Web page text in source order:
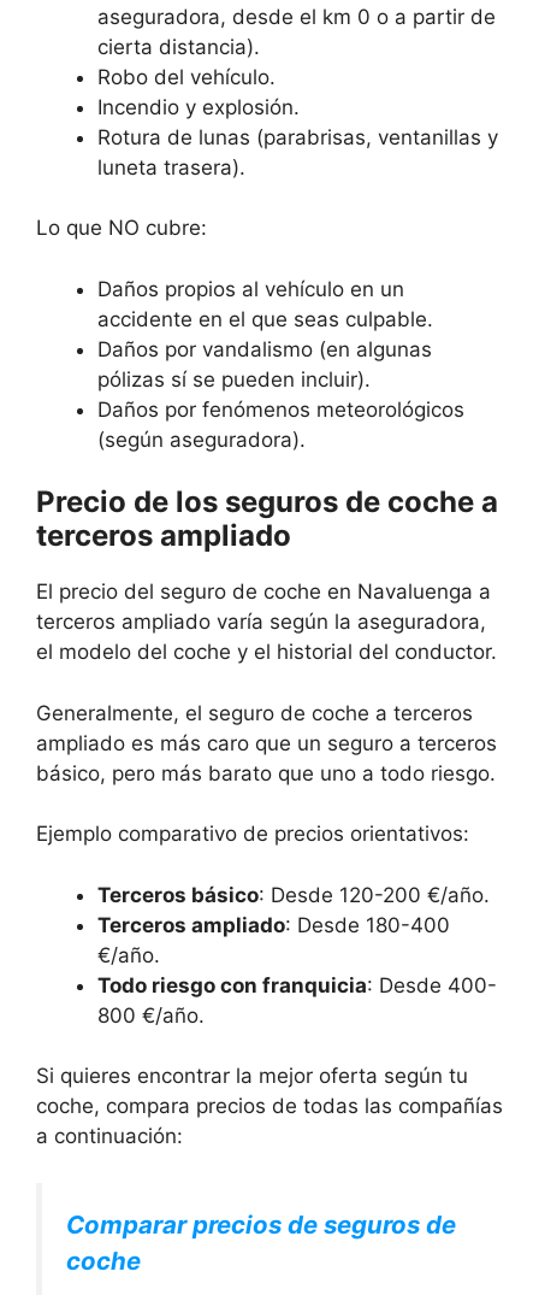
aseguradora, desde el km 0 o a partir de
cierta distancia).
Robo del vehículo.
Incendio y explosión.
Rotura de lunas (parabrisas, ventanillas y
luneta trasera).
Lo que NO cubre:
Daños propios al vehículo en un
accidente en el que seas culpable.
Daños por vandalismo (en algunas
pólizas sí se pueden incluir).
Daños por fenómenos meteorológicos
(según aseguradora).
Precio de los seguros de coche a
terceros ampliado
El precio del seguro de coche en Navaluenga a
terceros ampliado varía según la aseguradora,
el modelo del coche y el historial del conductor.
Generalmente, el seguro de coche a terceros
ampliado es más caro que un seguro a terceros
básico, pero más barato que uno a todo riesgo.
Ejemplo comparativo de precios orientativos:
Terceros básico: Desde 120-200 €/año.
Terceros ampliado: Desde 180-400
€/año.
Todo riesgo con franquicia: Desde 400-
800 €/año.
Si quieres encontrar la mejor oferta según tu
coche, compara precios de todas las compañías
a continuación:
Comparar precios de seguros de
coche